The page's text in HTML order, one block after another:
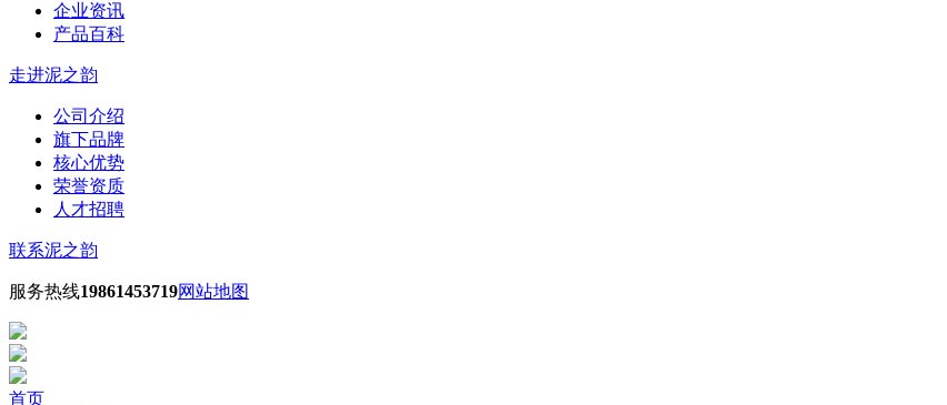
企业资讯
产品百科
走进泥之韵
公司介绍
旗下品牌
核心优势
荣誉资质
人才招聘
联系泥之韵
服务热线19861453719网站地图
首页